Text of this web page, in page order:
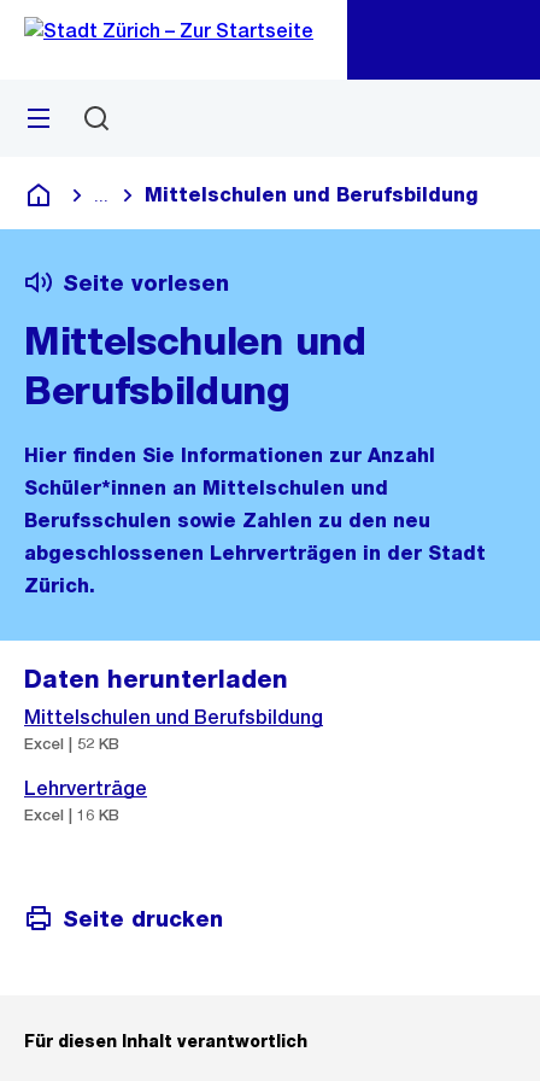
Navigation
Sprunglink
Menü
Deutsch
Blende alle Breadcrumbs ein
Mittelschulen und Berufsbildung
Seite vorlesen
Mittelschulen und
Berufsbildung
Hier finden Sie Informationen zur Anzahl
Schüler*innen an Mittelschulen und
Berufsschulen sowie Zahlen zu den neu
abgeschlossenen Lehrverträgen in der Stadt
Zürich.
Daten herunterladen
Mittelschulen und Berufsbildung
Excel | 52 KB
Lehrverträge
Excel | 16 KB
Seite drucken
Für diesen Inhalt verantwortlich